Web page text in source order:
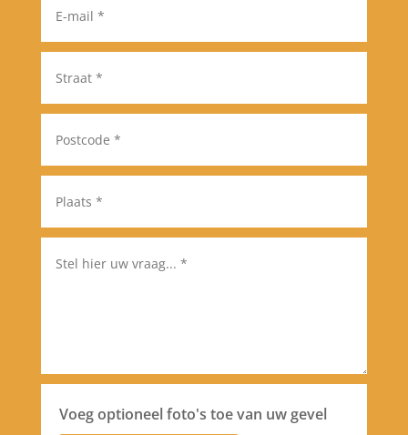
Voeg optioneel foto's toe van uw gevel